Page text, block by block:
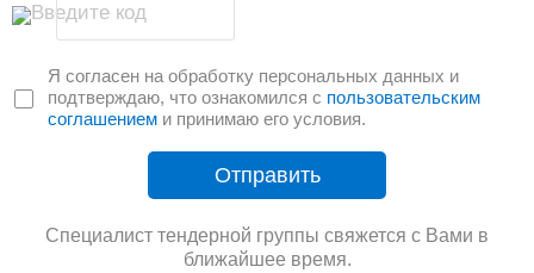
Введите код
Я согласен на обработку персональных данных и
подтверждаю, что ознакомился с пользовательским
соглашением и принимаю его условия.
Отправить
Специалист тендерной группы свяжется с Вами в
ближайшее время.